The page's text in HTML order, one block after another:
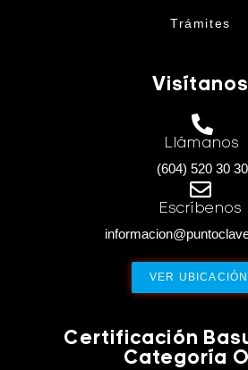
Trámites
Visítanos
Llámanos
(604) 520 30 30
Escríbenos
VER UBICACIÓN
Certificación
Categoría